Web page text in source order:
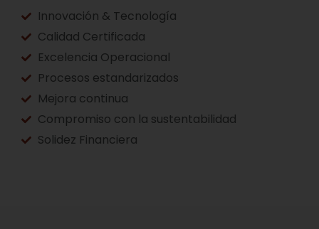
Innovación & Tecnología
Calidad Certificada
Excelencia Operacional
Procesos estandarizados
Mejora continua
Compromiso con la sustentabilidad
Solidez Financiera